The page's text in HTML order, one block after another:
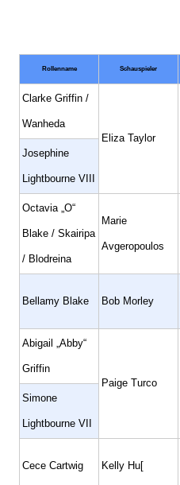
Rollenname Schauspieler
Clarke Griffin /
Wanheda
Eliza Taylor
Josephine
Lightbourne VIII
Octavia „O“
Blake / Skairipa
/ Blodreina
Marie
Avgeropoulos
Bellamy Blake Bob Morley
Abigail „Abby“
Griffin
Paige Turco
Simone
Lightbourne VII
Cece Cartwig Kelly Hu[